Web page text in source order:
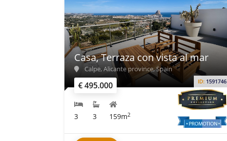
€ 495.000 ID: 1591746
Casa, Terraza con vista al mar
Calpe, Alicante province, Spain
3 3 159m2